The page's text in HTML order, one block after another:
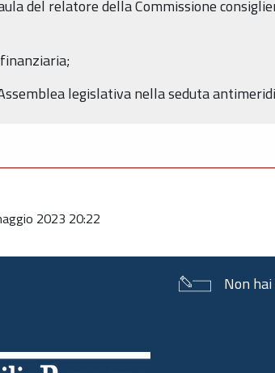
del relatore della Commissione
legislativa nella seduta
2023 20:22
Non